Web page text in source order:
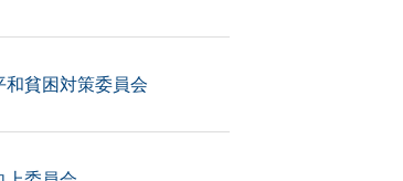
和貧困対策委員会